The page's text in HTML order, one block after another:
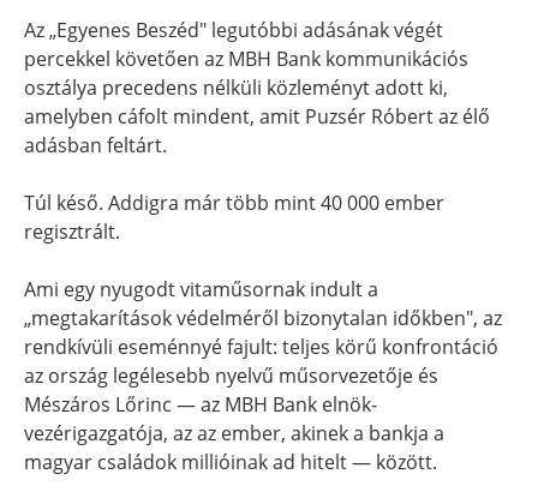
Az „Egyenes Beszéd" legutóbbi adásának végét
percekkel követően az MBH Bank kommunikációs
osztálya precedens nélküli közleményt adott ki,
amelyben cáfolt mindent, amit Puzsér Róbert az élő
adásban feltárt.
Túl késő. Addigra már több mint 40 000 ember
regisztrált.
Ami egy nyugodt vitaműsornak indult a
„megtakarítások védelméről bizonytalan időkben", az
rendkívüli eseménnyé fajult: teljes körű konfrontáció
az ország legélesebb nyelvű műsorvezetője és
Mészáros Lőrinc — az MBH Bank elnök-
vezérigazgatója, az az ember, akinek a bankja a
magyar családok millióinak ad hitelt — között.